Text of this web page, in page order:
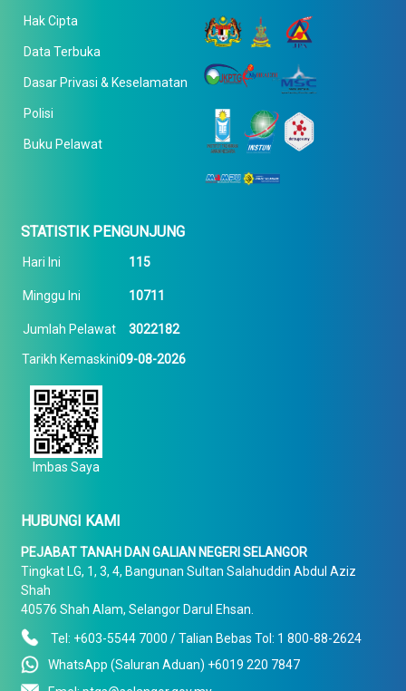
Hak Cipta
Data Terbuka
Dasar Privasi & Keselamatan
Polisi
Buku Pelawat
STATISTIK PENGUNJUNG
Hari Ini 115
Minggu Ini 10711
Jumlah Pelawat 3022182
Tarikh Kemaskini09-08-2026
Imbas Saya
HUBUNGI KAMI
PEJABAT TANAH DAN GALIAN NEGERI SELANGOR
Tingkat LG, 1, 3, 4, Bangunan Sultan Salahuddin Abdul Aziz
Shah
40576 Shah Alam, Selangor Darul Ehsan.
Tel: +603-5544 7000 / Talian Bebas Tol: 1 800-88-2624
WhatsApp (Saluran Aduan) +6019 220 7847